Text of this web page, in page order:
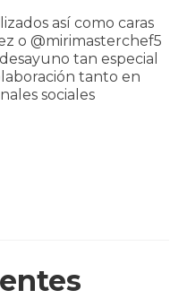
así como caras
o @mirimasterchef5
tan especial
tanto en
sociales